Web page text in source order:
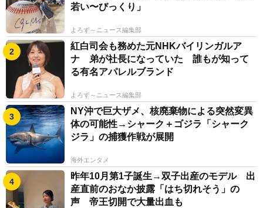
若い〜びっくり」
よろず～ニュース編集部
紅白司会も務めた元NHKバイリンガルア
ナ 弟が社長になっていた 誰もが知って
る有名アパレルブランド
よろず～ニュース編集部
NY沖で巨大ザメ、核廃棄物による突然変異
体の可能性→シャーク＋ゴジラ「シャーク
ジラ」の捕獲作戦が展開
海外エンタメ
昨年10月第1子誕生→双子出産のモデル 出
産直前のおなか披露「はち切れそう」の
声 帝王切開で大量出血も